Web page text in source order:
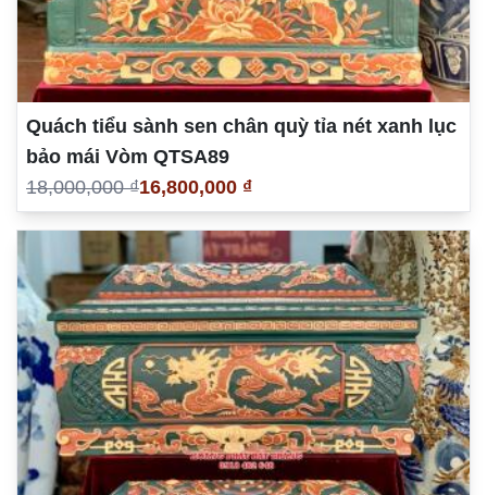
Quách tiểu sành sen chân quỳ tỉa nét xanh lục
bảo mái Vòm QTSA89
18,000,000 ₫16,800,000 ₫